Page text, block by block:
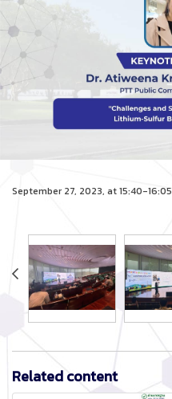
September 27, 2023, at 15:40-16:05
Related content